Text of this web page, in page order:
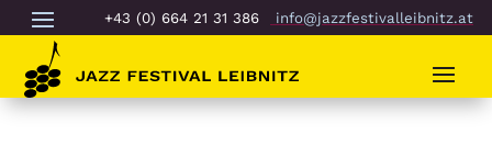
+43 (0) 664 21 31 386 info@jazzfestivalleibnitz.at